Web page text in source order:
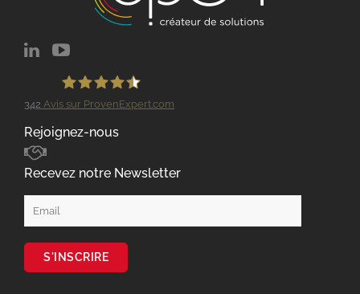
GROUPE OPEN
342 Avis sur ProvenExpert.com
Rejoignez-nous
Recevez notre Newsletter